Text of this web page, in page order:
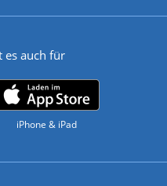
es auch für
iPhone & iPad